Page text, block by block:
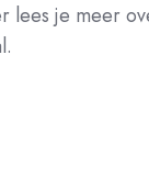
lees je meer